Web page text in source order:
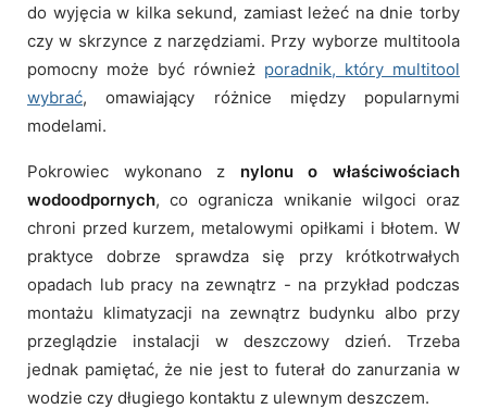
do wyjęcia w kilka sekund, zamiast leżeć na dnie torby
czy w skrzynce z narzędziami. Przy wyborze multitoola
pomocny może być również poradnik, który multitool
wybrać, omawiający różnice między popularnymi
modelami.
Pokrowiec wykonano z nylonu o właściwościach
wodoodpornych, co ogranicza wnikanie wilgoci oraz
chroni przed kurzem, metalowymi opiłkami i błotem. W
praktyce dobrze sprawdza się przy krótkotrwałych
opadach lub pracy na zewnątrz - na przykład podczas
montażu klimatyzacji na zewnątrz budynku albo przy
przeglądzie instalacji w deszczowy dzień. Trzeba
jednak pamiętać, że nie jest to futerał do zanurzania w
wodzie czy długiego kontaktu z ulewnym deszczem.